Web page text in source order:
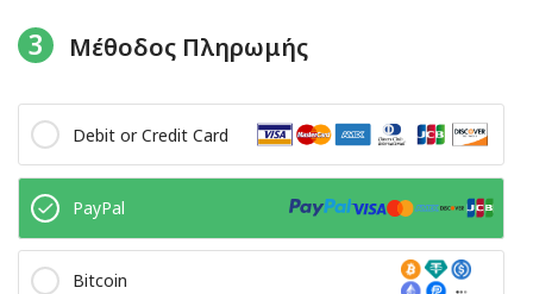
3 Μέθοδος Πληρωμής
Debit or Credit Card
PayPal
Bitcoin